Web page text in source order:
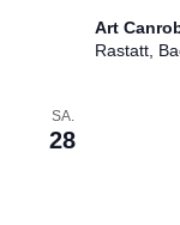
Art
Rastatt,
SA.
28